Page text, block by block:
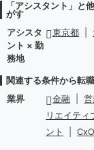
「アシスタント」と
がす
アシスタ
ント × 勤
務地
東京都
関連する条件から転
業界
金融
リエイティ
ント
CxO